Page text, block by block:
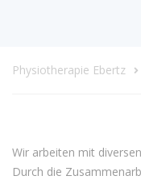
Physiotherapie Ebertz
Wir arbeiten mit
Durch die